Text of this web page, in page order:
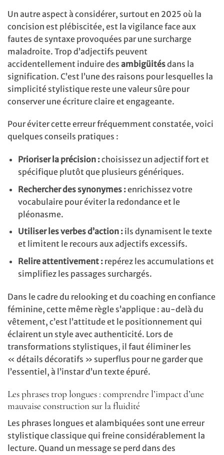
Un autre aspect à considérer, surtout en 2025 où la
concision est plébiscitée, est la vigilance face aux
fautes de syntaxe provoquées par une surcharge
maladroite. Trop d’adjectifs peuvent
accidentellement induire des ambigüitésdans la
signification. C’est l’une des raisons pour lesquelles la
simplicité stylistique reste une valeur sûre pour
conserver une écriture claire et engageante.
Pour éviter cette erreur fréquemment constatée, voici
quelques conseils pratiques :
Prioriser la précision :choisissez un adjectif fort et
spécifique plutôt que plusieurs génériques.
Rechercher des synonymes :enrichissez votre
vocabulaire pour éviter la redondance et le
pléonasme.
Utiliser les verbes d’action :ils dynamisent le texte
et limitent le recours aux adjectifs excessifs.
Relire attentivement :repérez les accumulations et
simplifiez les passages surchargés.
Dans le cadre du relooking et du coaching en confiance
féminine, cette même règle s’applique : au-delà du
vêtement, c’est l’attitude et le positionnement qui
éclairent un style avec authenticité. Lors de
transformations stylistiques, il faut éliminer les
« détails décoratifs » superflus pour ne garder que
l’essentiel, à l’instar d’un texte épuré.
Les phrases trop longues : comprendre l’impact d’une
mauvaise construction sur la fluidité
Les phrases longues et alambiquées sont une erreur
stylistique classique qui freine considérablement la
lecture. Quand un message se perd dans des